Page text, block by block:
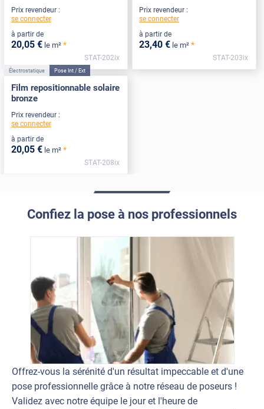
Prix revendeur :
se connecter
à partir de
20,05 € le m² *
STAT-202ix
Prix revendeur :
se connecter
à partir de
23,40 € le m² *
STAT-203ix
Électrostatique Pose Int / Ext
Film repositionnable solaire
bronze
Prix revendeur :
se connecter
à partir de
20,05 € le m² *
STAT-208ix
Confiez la pose à nos professionnels
Offrez-vous la sérénité d'un résultat impeccable et d'une
pose professionnelle grâce à notre réseau de poseurs !
Validez avec notre équipe le jour et l'heure de